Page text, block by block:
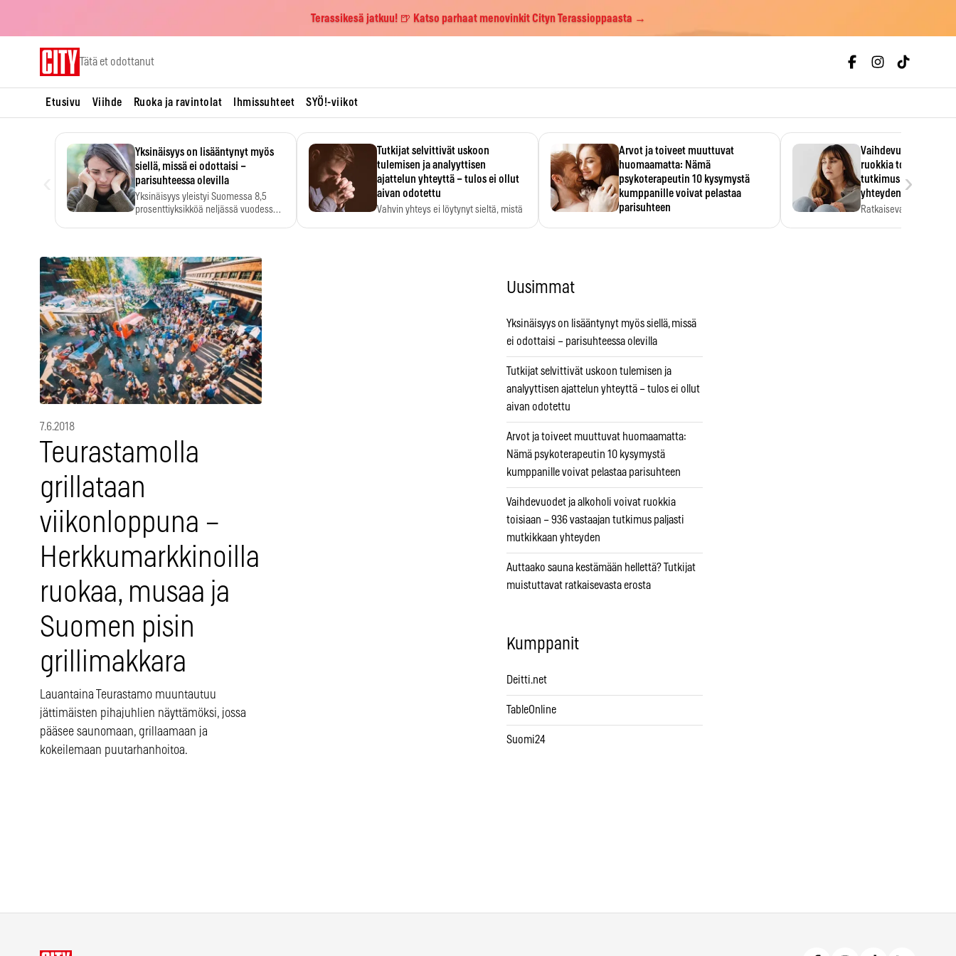
Terassikesä jatkuu! 🍺 Katso parhaat menovinkit Cityn Terassioppaasta →
Tätä et odottanut
Etusivu Viihde Ruoka ja ravintolat Ihmissuhteet SYÖ!-viikot
Yksinäisyys on lisääntynyt myös
siellä, missä ei odottaisi –
parisuhteessa olevilla
Yksinäisyys yleistyi Suomessa 8,5
prosenttiyksikköä neljässä vuodessa.
Tutkijat selvittivät uskoon
tulemisen ja analyyttisen
ajattelun yhteyttä – tulos ei ollut
aivan odotettu
Vahvin yhteys ei löytynyt sieltä, mistä
Arvot ja toiveet muuttuvat
huomaamatta: Nämä
psykoterapeutin 10 kysymystä
kumppanille voivat pelastaa
parisuhteen
Vaihdevuodet ja
ruokkia toisiaan –
tutkimus paljasti
yhteyden
Ratkaiseva tekijä ei
›
7.6.2018
Teurastamolla
grillataan
viikonloppuna –
Herkkumarkkinoilla
ruokaa, musaa ja
Suomen pisin
grillimakkara
Lauantaina Teurastamo muuntautuu
jättimäisten pihajuhlien näyttämöksi, jossa
pääsee saunomaan, grillaamaan ja
kokeilemaan puutarhanhoitoa.
Uusimmat
Yksinäisyys on lisääntynyt myös siellä, missä
ei odottaisi – parisuhteessa olevilla
Tutkijat selvittivät uskoon tulemisen ja
analyyttisen ajattelun yhteyttä – tulos ei ollut
aivan odotettu
Arvot ja toiveet muuttuvat huomaamatta:
Nämä psykoterapeutin 10 kysymystä
kumppanille voivat pelastaa parisuhteen
Vaihdevuodet ja alkoholi voivat ruokkia
toisiaan – 936 vastaajan tutkimus paljasti
mutkikkaan yhteyden
Auttaako sauna kestämään hellettä? Tutkijat
muistuttavat ratkaisevasta erosta
Kumppanit
Deitti.net
TableOnline
Suomi24